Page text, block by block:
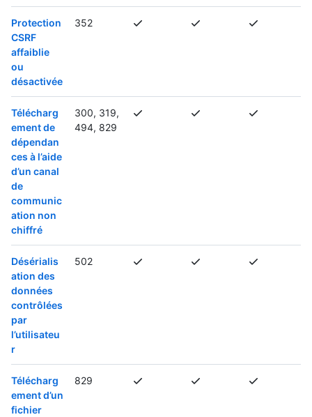
Protection
CSRF
affaiblie
ou
désactivée
352
Télécharg
ement de
dépendan
ces à l’aide
d’un canal
de
communic
ation non
chiffré
300, 319,
494, 829
Désérialis
ation des
données
contrôlées
par
l’utilisateu
r
502
Télécharg
ement d’un
fichier
829